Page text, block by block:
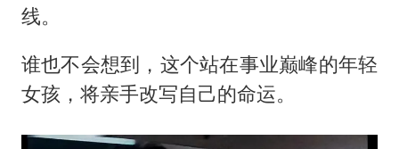
线。
谁也不会想到，这个站在事业巅峰的年轻
女孩，将亲手改写自己的命运。